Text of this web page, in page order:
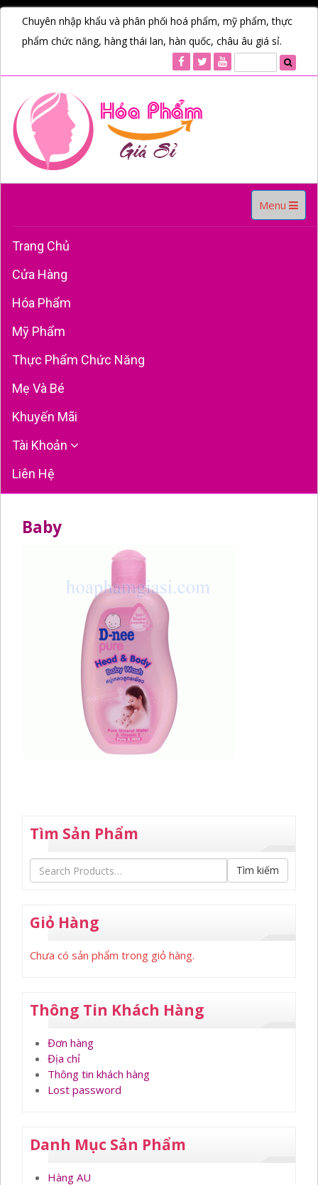
Chuyên nhập khẩu và phân phối hoá phẩm, mỹ phẩm, thực
phẩm chức năng, hàng thái lan, hàn quốc, châu âu giá sỉ.
Toggle
navigation
Menu
Trang Chủ
Cửa Hàng
Hóa Phẩm
Mỹ Phẩm
Thực Phẩm Chức Năng
Mẹ Và Bé
Khuyến Mãi
Tài Khoản
Liên Hệ
Baby
Tìm Sản Phẩm
Tìm kiếm
Giỏ Hàng
Chưa có sản phẩm trong giỏ hàng.
Thông Tin Khách Hàng
Đơn hàng
Địa chỉ
Thông tin khách hàng
Lost password
Danh Mục Sản Phẩm
Hàng AU